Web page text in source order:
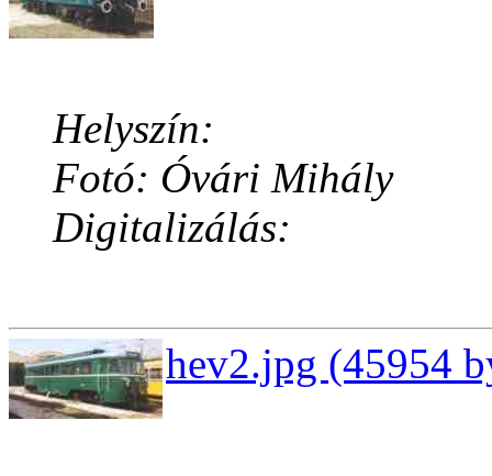
Helyszín:
Fotó: Óvári Mihály
Digitalizálás:
hev2.jpg (45954